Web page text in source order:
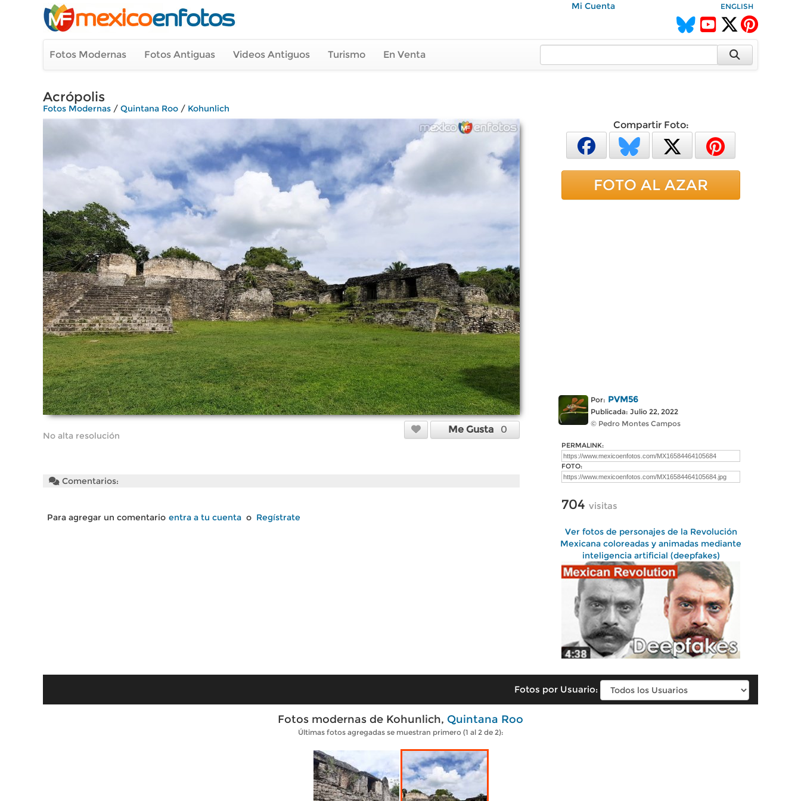
Mi Cuenta ENGLISH
Fotos Modernas Fotos Antiguas Videos Antiguos Turismo En Venta
Acrópolis
Fotos Modernas / Quintana Roo / Kohunlich
No alta resolución
Me Gusta 0
Comentarios:
Para agregar un comentario entra a tu cuenta o Regístrate
Compartir Foto:
FOTO AL AZAR
Por: PVM56
Publicada: Julio 22, 2022
© Pedro Montes Campos
PERMALINK:
FOTO:
704 visitas
Ver fotos de personajes de la Revolución
Mexicana coloreadas y animadas mediante
inteligencia artificial (deepfakes)
Fotos por Usuario:
Fotos modernas de Kohunlich, Quintana Roo
Últimas fotos agregadas se muestran primero (1 al 2 de 2):